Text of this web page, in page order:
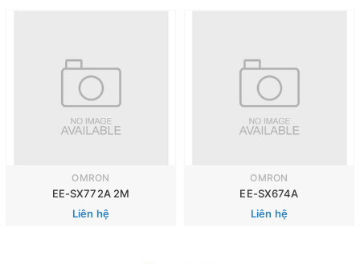
OMRON
EE-SX772A 2M
Liên hệ
OMRON
EE-SX674A
Liên hệ